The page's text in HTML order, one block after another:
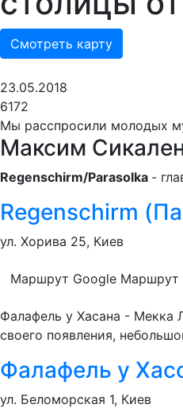
Смотреть карту
23.05.2018
6172
Мы расспросили молодых
Максим
Regenschirm/Parasolka -
Regenschirm
ул. Хорива 25, Киев
Маршрут Google Маршрут
Фалафель у Хасана - Мекка
своего появления,
Фалафель у
ул. Беломорская 1, Киев